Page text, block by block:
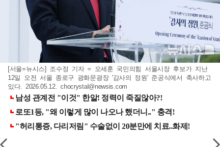
[서울=뉴시스] 조수정 기자 = 오세훈 국민의힘 서울시장 후보가 지난
12일 오전 서울 종로구 광화문광장 '감사의 정원' 준공식에서 축사하고
있다. 2026.05.12.chocrystal@newsis.com